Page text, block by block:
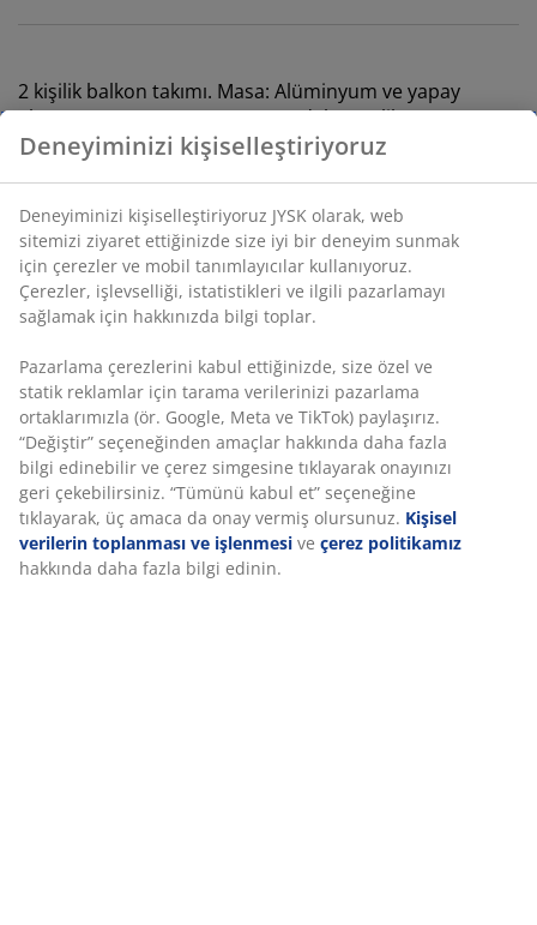
2 kişilik balkon takımı. Masa: Alüminyum ve yapay
ahşap. G70 x U70 x Y73 cm. Sandalye: Çelik ve
polirattan. İç içe geçebilir.
SKU: S372798
Set aşağıdaki öğelerden oluşur
Özellikler
İncelemeler
(0)
Deneyiminizi kişiselleştiriyoruz
Deneyiminizi kişiselleştiriyoruz JYSK olarak, web sitemizi
çerezler ve mobil tanımlayıcılar kullanıyoruz. Çerezler,
işlevselliği, istatistikleri ve ilgili pazarlamayı sağlamak için
hakkınızda bilgi toplar.
Pazarlama çerezlerini kabul ettiğinizde, size özel ve statik
reklamlar için tarama verilerinizi pazarlama ortaklarımızla
(ör. Google, Meta ve TikTok) paylaşırız. “Değiştir”
seçeneğinden amaçlar hakkında daha fazla bilgi edinebilir
ve çerez simgesine tıklayarak onayınızı geri çekebilirsiniz.